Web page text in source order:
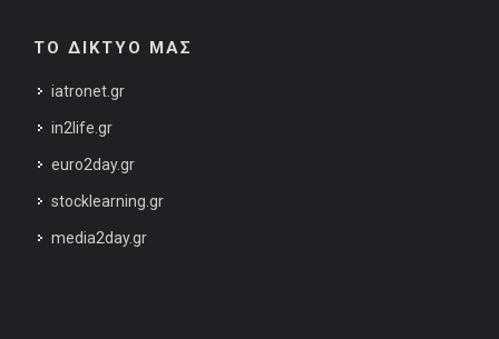
ΤΟ ΔΙΚΤΥΟ ΜΑΣ
iatronet.gr
in2life.gr
euro2day.gr
stocklearning.gr
media2day.gr